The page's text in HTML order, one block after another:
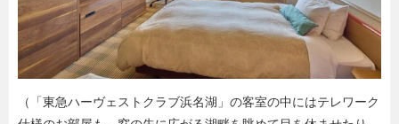
（「東急ハーヴェストクラブ浜名湖」の客室の中にはテレワーク